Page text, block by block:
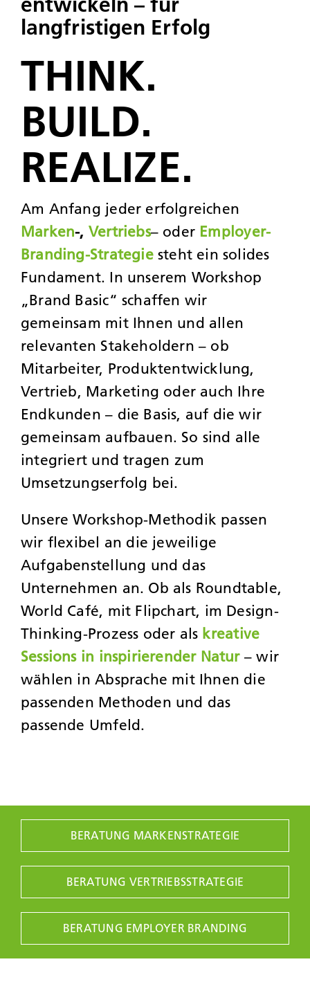
langfristigen Erfolg
THINK.
BUILD.
REALIZE.
Am Anfang jeder erfolgreichen
Marken-, Vertriebs– oder Employer-
Branding-Strategiesteht ein solides
Fundament. In unserem Workshop
„Brand Basic“ schaffen wir
gemeinsam mit Ihnen und allen
relevanten Stakeholdern – ob
Mitarbeiter, Produktentwicklung,
Vertrieb, Marketing oder auch Ihre
Endkunden – die Basis, auf die wir
gemeinsam aufbauen. So sind alle
integriert und tragen zum
Umsetzungserfolg bei.
Unsere Workshop-Methodik passen
wir flexibel an die jeweilige
Aufgabenstellung und das
Unternehmen an. Ob als Roundtable,
World Café, mit Flipchart, im Design-
Thinking-Prozess oder als kreative
Sessions in inspirierender Natur– wir
wählen in Absprache mit Ihnen die
passenden Methoden und das
passende Umfeld.
BERATUNG MARKENSTRATEGIE
BERATUNG VERTRIEBSSTRATEGIE
BERATUNG EMPLOYER BRANDING